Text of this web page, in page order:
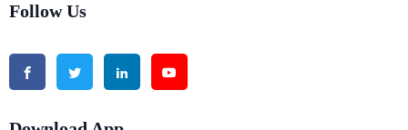
Follow Us